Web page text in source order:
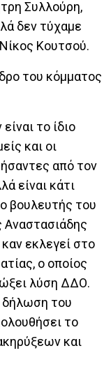
Συλλούρη,
δεν τύχαμε
Κουτσού.
του κόμματος
το ίδιο
και οι
από τον
είναι κάτι
βουλευτής του
εκλεγεί στο
ο οποίος
λύση ΔΔΟ.
δήλωση του
το
και